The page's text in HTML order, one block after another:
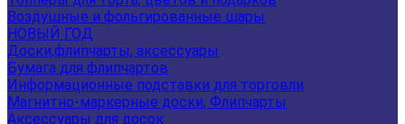
Воздушные и фольгированные шары
НОВЫЙ ГОД
Доски,флипчарты, аксессуары
Бумага для флипчартов
Информационные подставки для торговли
Магнитно-маркерные доски, Флипчарты
Аксессуары для досок